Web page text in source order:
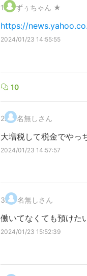
1. ずぅちゃん ★
https://
2024/01/23 14:55:55
10
2. 名無しさん
大増税して税金でやっ
2024/01/23 14:57:57
3. 名無しさん
働いてなくても預けた
2024/01/23 15:52:39